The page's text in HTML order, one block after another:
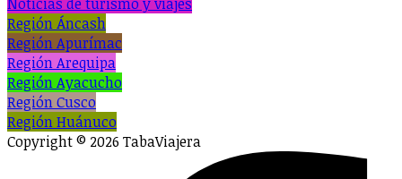
Región Áncash
Región Apurímac
Región Arequipa
Región Ayacucho
Región Cusco
Región Huánuco
Copyright © 2026 TabaViajera